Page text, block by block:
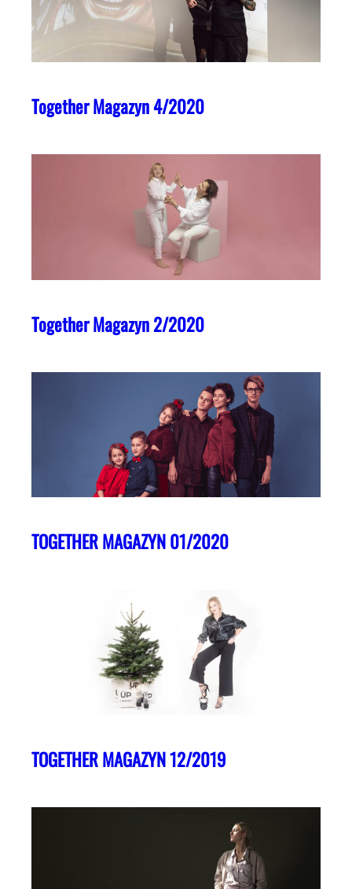
Together Magazyn 4/2020
Together Magazyn 2/2020
TOGETHER MAGAZYN 01/2020
TOGETHER MAGAZYN 12/2019